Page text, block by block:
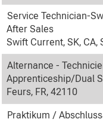
Service Technician-
After Sales
Swift Current, SK, CA,
Alternance -
Apprenticeship/Dual
Feurs, FR, 42110
Praktikum /